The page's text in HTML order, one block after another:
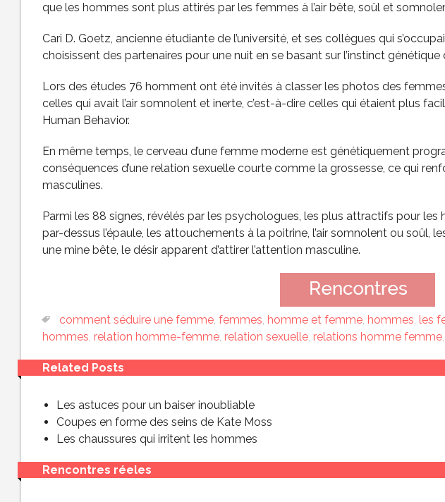
que les hommes sont plus attirés par les femmes à l’air bête, soûl et
Cari D. Goetz, ancienne étudiante de l’université, et ses collègues qui
choisissent des partenaires pour une nuit en se basant sur l’instinct
Lors des études 76 homment ont été invités à classer les photos des
celles qui avait l’air somnolent et inerte, c’est-à-dire celles qui étaient plus
Human Behavior.
En même temps, le cerveau d’une femme moderne est génétiquement
conséquences d’une relation sexuelle courte comme la grossesse, ce qui
masculines.
Parmi les 88 signes, révélés par les psychologues, les plus attractifs pour
par-dessus l’épaule, les attouchements à la poitrine, l’air somnolent ou soûl,
une mine bête, le désir apparent d’attirer l’attention masculine.
comment séduire une femme, femmes, homme et femme, hommes, les
hommes, relation homme-femme, relation sexuelle, relations homme femme,
Related Posts
Les astuces pour un baiser inoubliable
Coupes en forme des seins de Kate Moss
Les chaussures qui irritent les hommes
Rencontres réeles